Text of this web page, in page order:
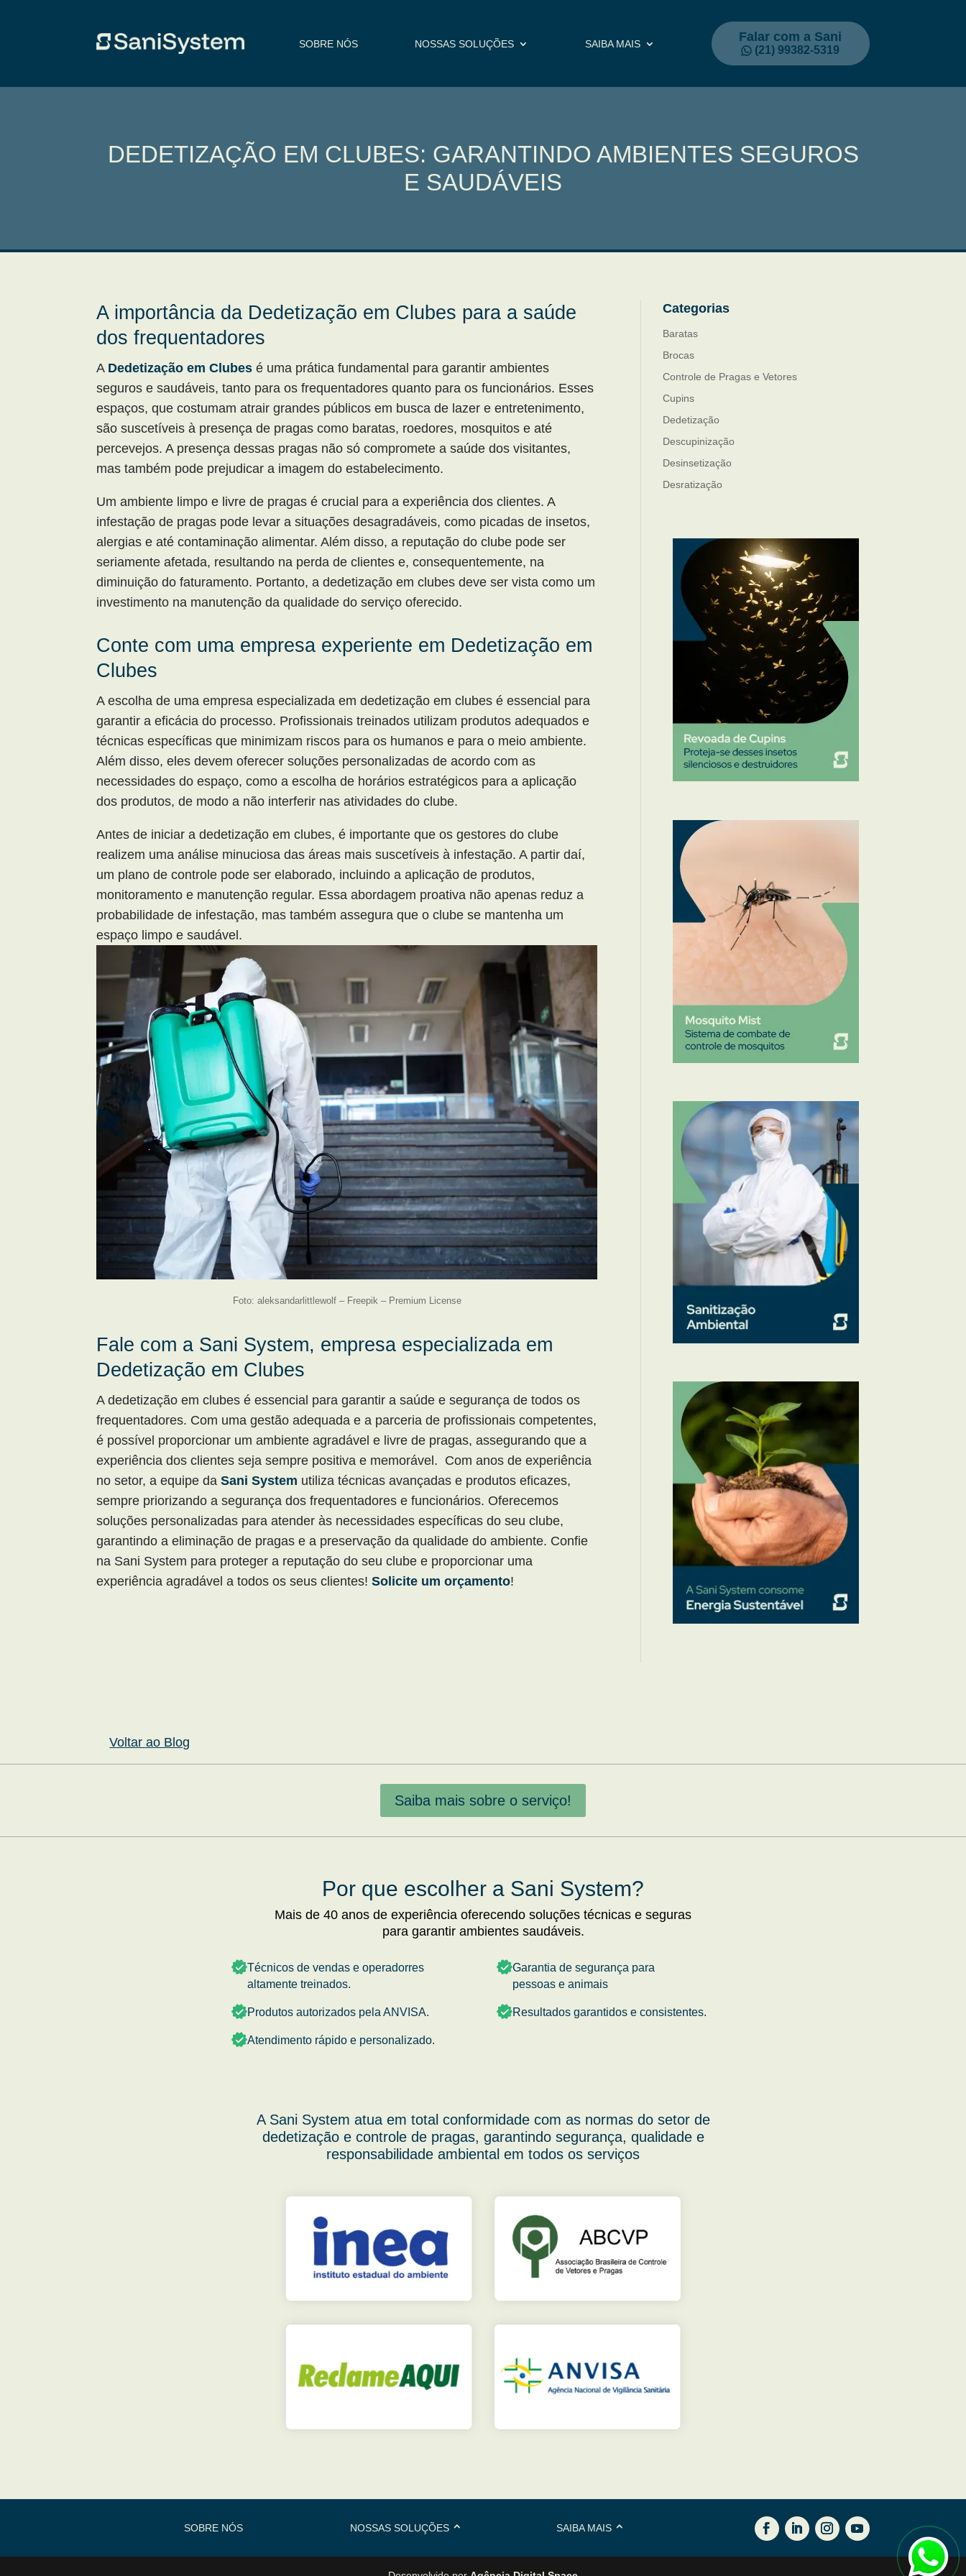
SOBRE NÓS NOSSAS SOLUÇÕES SAIBA MAIS Falar com a Sani
(21) 99382-5319
DEDETIZAÇÃO EM CLUBES: GARANTINDO AMBIENTES SEGUROS
E SAUDÁVEIS
A importância da Dedetização em Clubes para a saúde
dos frequentadores
A Dedetização em Clubes é uma prática fundamental para garantir ambientes
seguros e saudáveis, tanto para os frequentadores quanto para os funcionários. Esses
espaços, que costumam atrair grandes públicos em busca de lazer e entretenimento,
são suscetíveis à presença de pragas como baratas, roedores, mosquitos e até
percevejos. A presença dessas pragas não só compromete a saúde dos visitantes,
mas também pode prejudicar a imagem do estabelecimento.
Um ambiente limpo e livre de pragas é crucial para a experiência dos clientes. A
infestação de pragas pode levar a situações desagradáveis, como picadas de insetos,
alergias e até contaminação alimentar. Além disso, a reputação do clube pode ser
seriamente afetada, resultando na perda de clientes e, consequentemente, na
diminuição do faturamento. Portanto, a dedetização em clubes deve ser vista como um
investimento na manutenção da qualidade do serviço oferecido.
Conte com uma empresa experiente em Dedetização em
Clubes
A escolha de uma empresa especializada em dedetização em clubes é essencial para
garantir a eficácia do processo. Profissionais treinados utilizam produtos adequados e
técnicas específicas que minimizam riscos para os humanos e para o meio ambiente.
Além disso, eles devem oferecer soluções personalizadas de acordo com as
necessidades do espaço, como a escolha de horários estratégicos para a aplicação
dos produtos, de modo a não interferir nas atividades do clube.
Antes de iniciar a dedetização em clubes, é importante que os gestores do clube
realizem uma análise minuciosa das áreas mais suscetíveis à infestação. A partir daí,
um plano de controle pode ser elaborado, incluindo a aplicação de produtos,
monitoramento e manutenção regular. Essa abordagem proativa não apenas reduz a
probabilidade de infestação, mas também assegura que o clube se mantenha um
espaço limpo e saudável.
Foto: aleksandarlittlewolf – Freepik – Premium License
Fale com a Sani System, empresa especializada em
Dedetização em Clubes
A dedetização em clubes é essencial para garantir a saúde e segurança de todos os
frequentadores. Com uma gestão adequada e a parceria de profissionais competentes,
é possível proporcionar um ambiente agradável e livre de pragas, assegurando que a
experiência dos clientes seja sempre positiva e memorável. Com anos de experiência
no setor, a equipe daSani System utiliza técnicas avançadas e produtos eficazes,
sempre priorizando a segurança dos frequentadores e funcionários. Oferecemos
soluções personalizadas para atender às necessidades específicas do seu clube,
garantindo a eliminação de pragas e a preservação da qualidade do ambiente. Confie
na Sani System para proteger a reputação do seu clube e proporcionar uma
experiência agradável a todos os seus clientes!Solicite um orçamento!
Categorias
Baratas
Brocas
Controle de Pragas e Vetores
Cupins
Dedetização
Descupinização
Desinsetização
Desratização
Mosquitos
Percevejo de Cama
Pulgas e Carrapatos
Ratos
Sanitização
Voltar ao Blog
Saiba mais sobre o serviço!
Por que escolher a Sani System?
Mais de 40 anos de experiência oferecendo soluções técnicas e seguras
para garantir ambientes saudáveis.
Técnicos de vendas e operadorres
altamente treinados.
Produtos autorizados pela ANVISA.
Atendimento rápido e personalizado.
Garantia de segurança para
pessoas e animais
Resultados garantidos e consistentes.
A Sani System atua em total conformidade com as normas do setor de
dedetização e controle de pragas, garantindo segurança, qualidade e
responsabilidade ambiental em todos os serviços
SOBRE NÓS NOSSAS SOLUÇÕES SAIBA MAIS